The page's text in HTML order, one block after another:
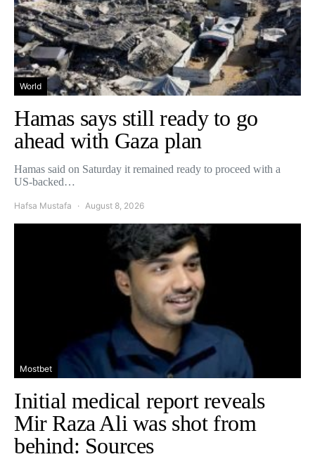
World
Hamas says still ready to go
ahead with Gaza plan
Hamas said on Saturday it remained ready to proceed with a
US-backed…
Hafsa Mustafa August 8, 2026
Mostbet
Initial medical report reveals
Mir Raza Ali was shot from
behind: Sources